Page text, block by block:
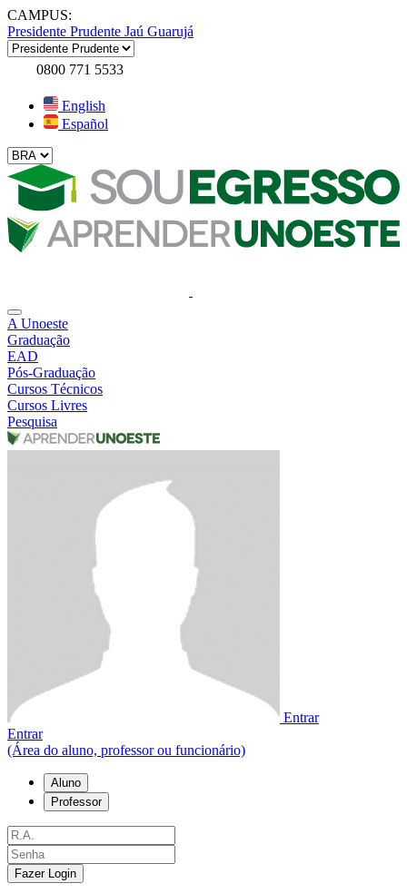
CAMPUS:
Presidente Prudente Jaú Guarujá
0800 771 5533
English
Español
A Unoeste
Graduação
EAD
Pós-Graduação
Cursos Técnicos
Cursos Livres
Pesquisa
Entrar
Entrar
(Área do aluno, professor ou funcionário)
Aluno
Professor
Fazer Login